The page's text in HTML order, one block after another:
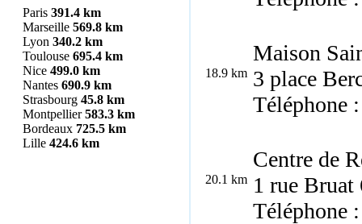
Paris 391.4 km
Marseille 569.8 km
Lyon 340.2 km
Toulouse 695.4 km
Nice 499.0 km
Nantes 690.9 km
Strasbourg 45.8 km
Montpellier 583.3 km
Bordeaux 725.5 km
Lille 424.6 km
18.9 km
Maison
3 place
Téléphone
20.1 km
Centre de
1 rue
Téléphone